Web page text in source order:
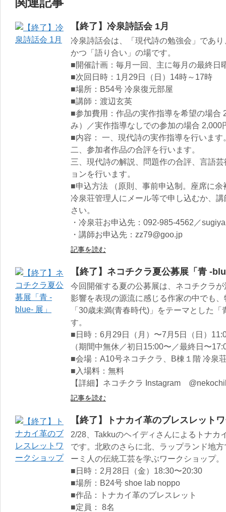
【終了】冷泉詩話会 1月
冷泉詩話会は、「現代詩の勉強会」であ
かつ「語り合い」の場です。
■開催計画：毎月一回、主に毎月の最終日
■次回日時：1月29日（日）14時～17時
■場所：B54号 冷泉復元部屋
■講師：渡辺玄英
■参加費用：作品の実作指導を希望の場合
み）／実作指導なしでの参加の場合 2,000
■内容： 一、現代詩の実作指導を行います
二、参加者作品の合評を行います。
三、現代詩の解説、問題作の合評、言語
ョンを行います。
■申込方法 （原則、事前申込制。座席に
冷泉荘管理人にメール等で申し込むか、
さい。
・冷泉荘お申込先：092-985-4562／
・講師お申込先：zz79@goo.jp
記事を読む
【終了】ネコチクラ夏公募展「青 -
今回開催する夏の公募展は、ネコチクラ
影響を表現の源流に感じる作家の中でも
「30歳未満(青春時代)」をテーマとした
す。⁡
■日時：6月29日（月）〜7月5日（日）
（期間中無休／初日15:00〜／最終日〜
■会場：A10号ネコチクラ、B棟１階 冷泉
■入場料：無料
【詳細】ネコチクラ Instagram
記事を読む
【終了】トナカイ革のブレスレット
2/28、Takkuのヘイディさんによるトナカ
です。北欧のさらに北、ラップランド地
ーミ人の伝統工芸を学ぶワークショップ。
■日時：2月28日（金）18:30〜20:30
■場所：B24号 shoe lab noppo
■作品：トナカイ革のブレスレット
■定員： 8名